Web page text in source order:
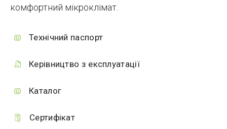
комфортний мікроклімат.
Технічний паспорт
Керівництво з експлуатації
Каталог
Сертифікат